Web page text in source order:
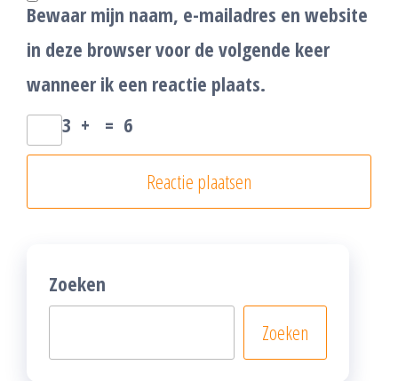
Bewaar mijn naam, e-mailadres en website
in deze browser voor de volgende keer
wanneer ik een reactie plaats.
3 + = 6
Zoeken
Zoeken